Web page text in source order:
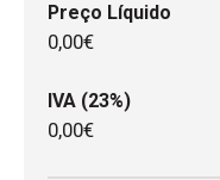
Preço Líquido
0,00€
IVA (23%)
0,00€